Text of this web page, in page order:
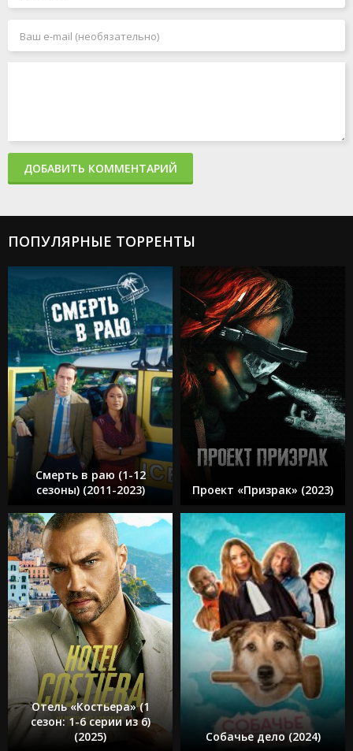
ДОБАВИТЬ КОММЕНТАРИЙ
ПОПУЛЯРНЫЕ ТОРРЕНТЫ
Смерть в раю (1-12
сезоны) (2011-2023)
Проект «Призрак» (2023)
Отель «Костьера» (1
сезон: 1-6 серии из 6)
(2025)
Собачье дело (2024)